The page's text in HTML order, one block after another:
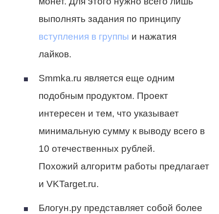
выполнять задания по принципу
вступления в группы и нажатия
лайков.
Smmka.ru является еще одним
подобным продуктом. Проект
интересен и тем, что указывает
минимальную сумму к выводу всего в
10 отечественных рублей.
Похожий алгоритм работы предлагает
и VKTarget.ru.
Блогун.ру представляет собой более